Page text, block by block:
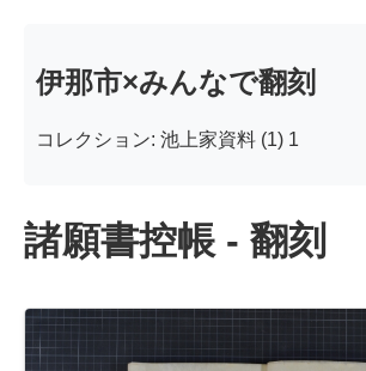
伊那市×みんなで翻刻
コレクション: 池上家資料 (1) 1
諸願書控帳 - 翻刻